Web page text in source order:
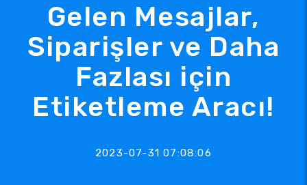
Gelen Mesajlar,
Siparişler ve Daha
Fazlası için
Etiketleme Aracı!
2023-07-31 07:08:06